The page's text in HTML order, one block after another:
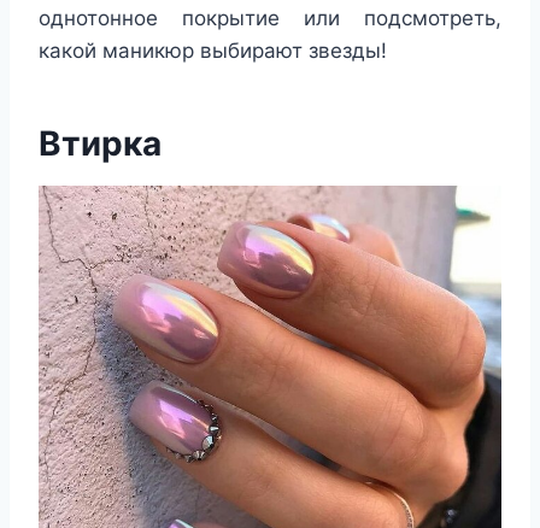
однотонное покрытие или подсмотреть,
какой маникюр выбирают звезды!
Втирка